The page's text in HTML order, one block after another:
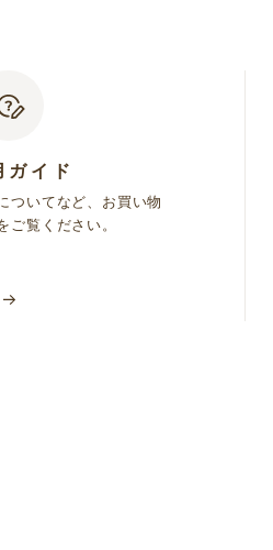
ガイド
ついてなど、お買い物
ご覧ください。